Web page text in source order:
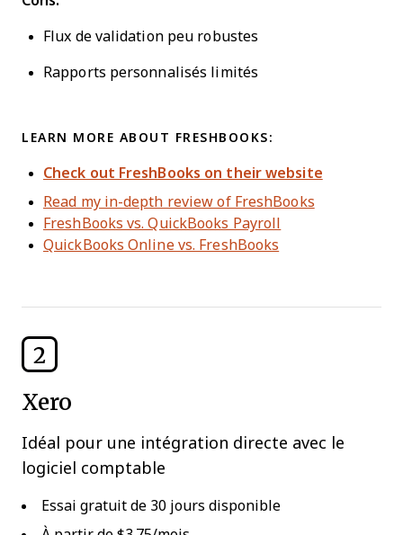
Flux de validation peu robustes
Rapports personnalisés limités
LEARN MORE ABOUT FRESHBOOKS:
Check out FreshBooks on their website
Read my in-depth review of FreshBooks
FreshBooks vs. QuickBooks Payroll
QuickBooks Online vs. FreshBooks
2
Xero
Idéal pour une intégration directe avec le
logiciel comptable
Essai gratuit de 30 jours disponible